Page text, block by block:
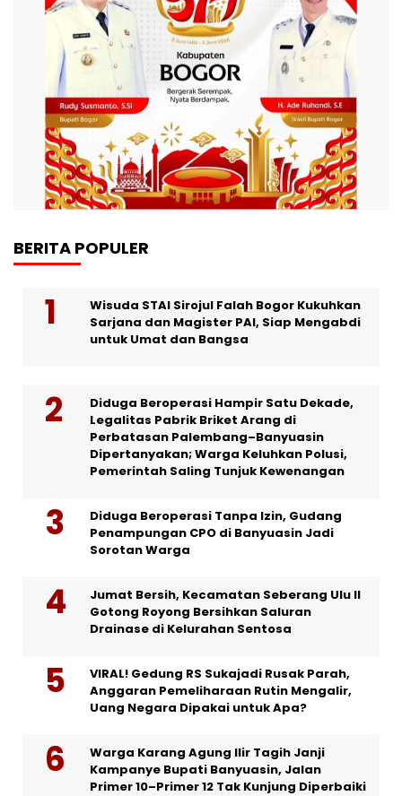
BERITA POPULER
Wisuda STAI Sirojul Falah Bogor Kukuhkan
Sarjana dan Magister PAI, Siap Mengabdi
untuk Umat dan Bangsa
Diduga Beroperasi Hampir Satu Dekade,
Legalitas Pabrik Briket Arang di
Perbatasan Palembang–Banyuasin
Dipertanyakan; Warga Keluhkan Polusi,
Pemerintah Saling Tunjuk Kewenangan
Diduga Beroperasi Tanpa Izin, Gudang
Penampungan CPO di Banyuasin Jadi
Sorotan Warga
Jumat Bersih, Kecamatan Seberang Ulu II
Gotong Royong Bersihkan Saluran
Drainase di Kelurahan Sentosa
VIRAL! Gedung RS Sukajadi Rusak Parah,
Anggaran Pemeliharaan Rutin Mengalir,
Uang Negara Dipakai untuk Apa?
Warga Karang Agung Ilir Tagih Janji
Kampanye Bupati Banyuasin, Jalan
Primer 10–Primer 12 Tak Kunjung Diperbaiki